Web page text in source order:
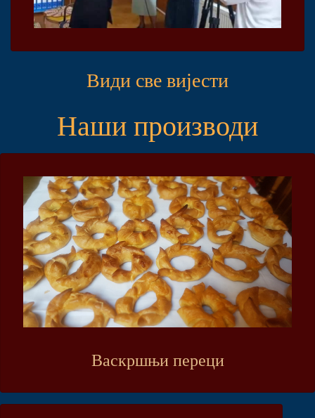
Види све вијести
Наши производи
Васкршњи переци